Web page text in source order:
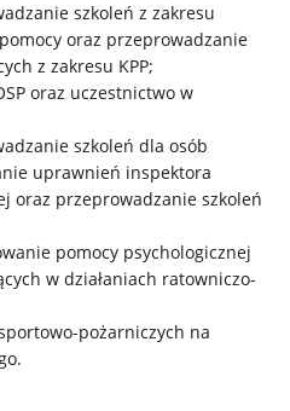
szkoleń z zakresu
oraz przeprowadzanie
z zakresu KPP;
oraz uczestnictwo w
szkoleń dla osób
uprawnień inspektora
oraz przeprowadzanie szkoleń
pomocy psychologicznej
w działaniach ratowniczo-
pożarniczych na